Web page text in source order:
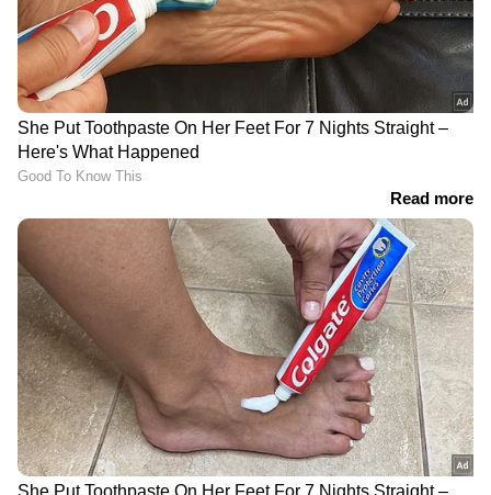
ശരിയായ രീതിയിൽ
കേടാകുന്ന ഭക്ഷണങ്ങൾ
ഈ 5 ഭക്ഷണങ്ങൾ
ഡയറ്റിൽ ഉൾപ്പെടുത്തൂ
LATEST VIDEOS
മാതൃക ചോദ്യങ്ങൾ അതേപടി
പരീക്ഷയ്ക്ക്; ആരോഗ്യ
സര്‍വകലാശാല MBBS പരീക്ഷയിൽ
ഗുരുതര വീഴ്ച
ഗൗതം കൃഷ്ണനായി തെരച്ചിൽ;
നാവികസേനയുടെ ഐഎൻഎസ്